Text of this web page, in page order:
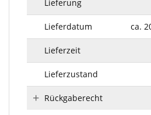
Lieferung
Lieferdatum ca.
Lieferzeit
Lieferzustand
Rückgaberecht